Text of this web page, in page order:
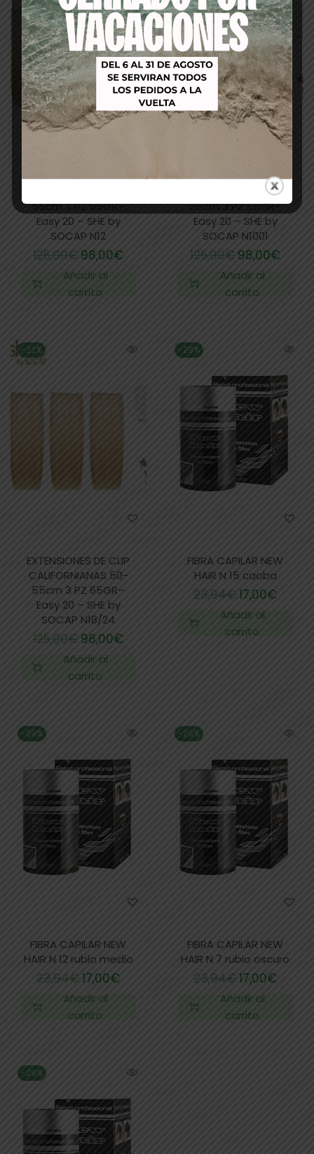
EXTENSIONES DE CLIP
55cm 3 PZ 65GR–
Easy 20 – SHE by
SOCAP N12
125,00€ 98,00€
Añadir al
carrito
EXTENSIONES DE CLIP
CALIFORNIANAS 50-
55cm 3 PZ 65GR–
Easy 20 – SHE by
SOCAP N1001
125,00€98,00€
Añadir al
carrito
-22%
EXTENSIONES DE CLIP
CALIFORNIANAS 50-
55cm 3 PZ 65GR–
Easy 20 – SHE by
SOCAP N18/24
125,00€98,00€
Añadir al
carrito
-29%
FIBRA CAPILAR NEW
HAIR N 15 caoba
23,94€17,00€
Añadir al
carrito
-29%
FIBRA CAPILAR NEW
HAIR N 12 rubio medio
23,94€17,00€
Añadir al
carrito
-29%
FIBRA CAPILAR NEW
HAIR N 7 rubio oscuro
23,94€17,00€
Añadir al
carrito
-29%